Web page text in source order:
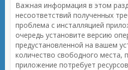
Важная информация в этом
несоответствий полученных
проблема с инсталляцией
очередь установите версию
предустановленной на вашем
количество свободного места,
приложение потребует